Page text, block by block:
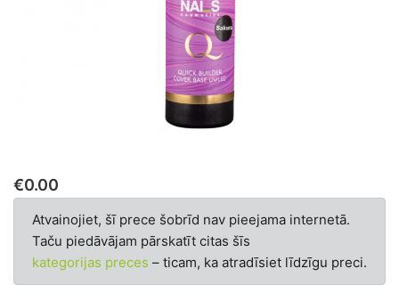
€0.00
Atvainojiet, šī prece šobrīd nav pieejama internetā.
Taču piedāvājam pārskatīt citas šīs
kategorijas preces – ticam, ka atradīsiet līdzīgu preci.